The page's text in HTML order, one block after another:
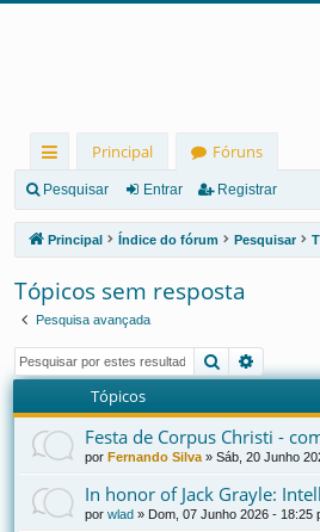
in
ks
rá
pi
os
Principal
Fóruns
Pesquisar Entrar Registrar
Principal Índice do fórum Pesquisar
Tópicos sem resposta
Pesquisa avançada
Pesquisar
Tópicos
Festa de Corpus Christi -
por Fernando Silva » Sáb, 20 Junho
In honor of Jack Grayle:
por wlad » Dom, 07 Junho 2026 - 18:25